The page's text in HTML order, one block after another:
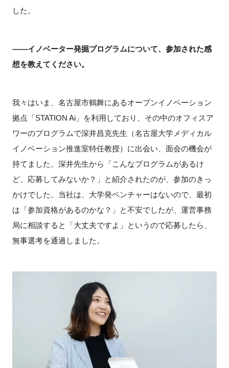
した。
――イノベーター発掘プログラムについて、参加された感
想を教えてください。
我々はいま、名古屋市鶴舞にあるオープンイノベーション
拠点「STATION Ai」を利用しており、その中のオフィスア
ワーのプログラムで深井昌克先生（名古屋大学メディカル
イノベーション推進室特任教授）に出会い、面会の機会が
持てました。深井先生から「こんなプログラムがあるけ
ど、応募してみないか？」と紹介されたのが、参加のきっ
かけでした。当社は、大学発ベンチャーはないので、最初
は「参加資格があるのかな？」と不安でしたが、運営事務
局に相談すると「大丈夫ですよ」というので応募したら、
無事選考を通過しました。